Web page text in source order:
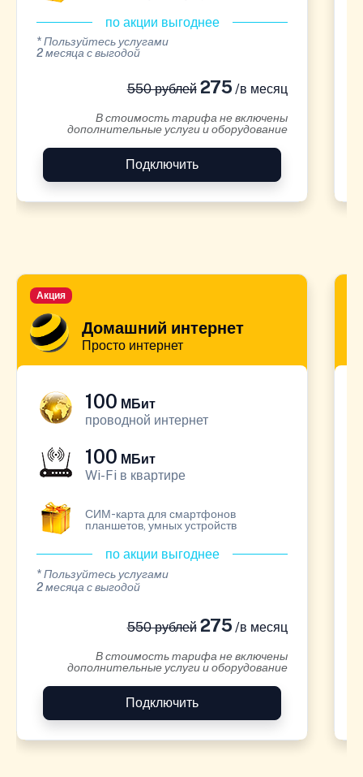
по акции выгоднее
* Пользуйтесь услугами
2 месяца с выгодой
550 рублей275 /в месяц
В стоимость тарифа не включены
дополнительные услуги и оборудование
Подключить
Домашний интернет
Просто интернет
Акция
100 МБит
проводной интернет
100 МБит
Wi-Fi в квартире
СИМ-карта для смартфонов
планшетов, умных устройств
по акции выгоднее
* Пользуйтесь услугами
2 месяца с выгодой
550 рублей275 /в месяц
В стоимость тарифа не включены
дополнительные услуги и оборудование
Подключить